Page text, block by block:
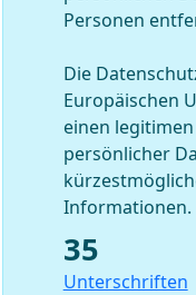
Personen
Die
Europäischen
einen
persönlicher
Informationen.
35
Unterschriften